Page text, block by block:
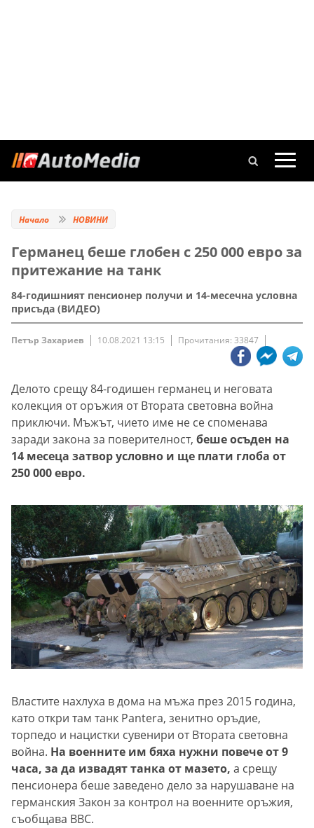
Начало НОВИНИ
Германец беше глобен с 250 000 евро за
притежание на танк
84-годишният пенсионер получи и 14-месечна условна
присъда (ВИДЕО)
Петър Захариев 10.08.2021 13:15 Прочитания: 33847
Делото срещу 84-годишен германец и неговата
колекция от оръжия от Втората световна война
приключи. Мъжът, чието име не се споменава
заради закона за поверителност, беше осъден на
14 месеца затвор условно и ще плати глоба от
250 000 евро.
Властите нахлуха в дома на мъжа през 2015 година,
като откри там танк Pantera, зенитно оръдие,
торпедо и нацистки сувенири от Втората световна
война. На военните им бяха нужни повече от 9
часа, за да извадят танка от мазето, а срещу
пенсионера беше заведено дело за нарушаване на
германския Закон за контрол на военните оръжия,
съобщава BBC.